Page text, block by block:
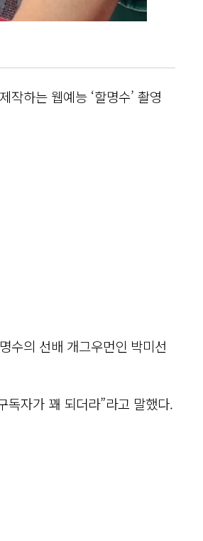
하는 웹예능 ‘할명수’ 촬영
수의 선배 개그우먼인 박미선
독자가 꽤 되더라”라고 말했다.